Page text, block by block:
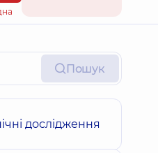
Пошук
дослідження